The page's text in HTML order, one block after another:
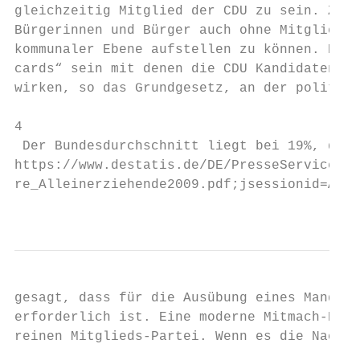
gleichzeitig Mitglied der CDU zu sein.
Bürgerinnen und Bürger auch ohne
kommunaler Ebene aufstellen zu können.
cards“ sein mit denen die CDU
wirken, so das Grundgesetz, an der
4
Der Bundesdurchschnitt liegt bei 19%,
https://www.destatis.de/DE/PresseService/
gesagt, dass für die Ausübung eines
erforderlich ist. Eine moderne Mitmach-
reinen Mitglieds-Partei. Wenn es die